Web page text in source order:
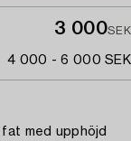
3 000SEK
4 000 - 6 000 SEK
med upphöjd